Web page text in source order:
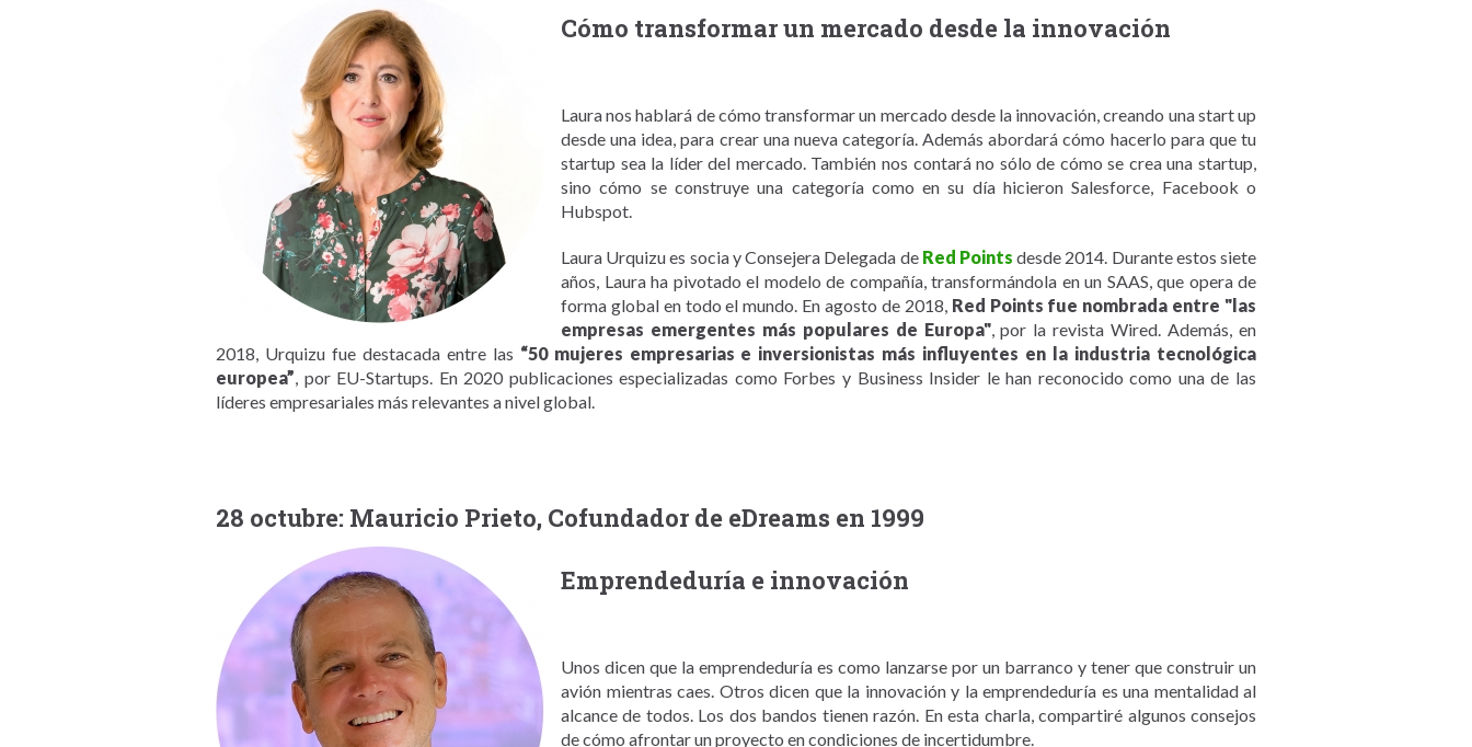
Cómo transformar un mercado desde la innovación
Laura nos hablará de cómo transformar un mercado desde la innovación, creando una start up
desde una idea, para crear una nueva categoría. Además abordará cómo hacerlo para que tu
startup sea la líder del mercado. También nos contará no sólo de cómo se crea una startup,
sino cómo se construye una categoría como en su día hicieron Salesforce, Facebook o
Hubspot.
Laura Urquizu es socia y Consejera Delegada de Red Points desde 2014. Durante estos siete
años, Laura ha pivotado el modelo de compañía, transformándola en un SAAS, que opera de
forma global en todo el mundo. En agosto de 2018, Red Points fue nombrada entre "las
empresas emergentes más populares de Europa", por la revista Wired. Además, en
2018, Urquizu fue destacada entre las “50 mujeres empresarias e inversionistas más influyentes en la industria tecnológica
europea”, por EU-Startups. En 2020 publicaciones especializadas como Forbes y Business Insider le han reconocido como una de las
líderes empresariales más relevantes a nivel global.
28 octubre: Mauricio Prieto, Cofundador de eDreams en 1999
Emprendeduría e innovación
Unos dicen que la emprendeduría es como lanzarse por un barranco y tener que construir un
avión mientras caes. Otros dicen que la innovación y la emprendeduría es una mentalidad al
alcance de todos. Los dos bandos tienen razón. En esta charla, compartiré algunos consejos
de cómo afrontar un proyecto en condiciones de incertidumbre.